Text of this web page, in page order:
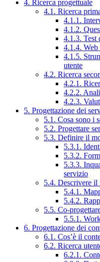
4. Ricerca progettuale
4.1. Ricerca
4.1.1.
4.1.2.
4.1.3. Test
4.1.4. Web
4.1.5.
utente
4.2. Ricerca
4.2.1.
4.2.2.
4.2.3.
5. Progettazione dei
5.1. Cosa sono i
5.2. Progettare
5.3. Definire il
5.3.1.
5.3.2.
5.3.3.
servizio
5.4. Descrivere
5.4.1.
5.4.2.
5.5. Co-
5.5.1.
6. Progettazione dei
6.1. Cos’è il
6.2. Ricerca
6.2.1.